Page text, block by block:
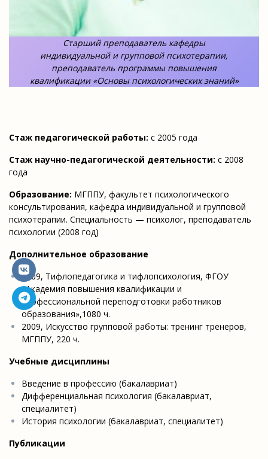
Старший преподаватель кафедры
индивидуальной и групповой психотерапии,
преподаватель программы повышения
квалификации «Основы психологических знаний»
Стаж педагогической работы: с 2005 года
Стаж научно-педагогической деятельности: с 2008
года
Образование: МГППУ, факультет психологического
консультирования, кафедра индивидуальной и групповой
психотерапии. Специальность — психолог, преподаватель
психологии (2008 год)
Дополнительное образование
2009, Тифлопедагогика и тифлопсихология, ФГОУ
«Академия повышения квалификации и
профессиональной переподготовки работников
образования»,1080 ч.
2009, Искусство групповой работы: тренинг тренеров,
МГППУ, 220 ч.
Учебные дисциплины
Введение в профессию (бакалавриат)
Дифференциальная психология (бакалавриат,
специалитет)
История психологии (бакалавриат, специалитет)
Публикации